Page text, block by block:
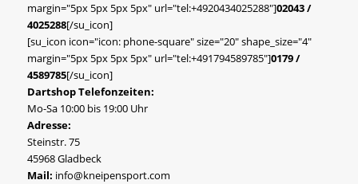
margin="5px 5px 5px 5px" url="tel:+4920434025288"]02043 /
4025288[/su_icon]
[su_icon icon="icon: phone-square" size="20" shape_size="4"
margin="5px 5px 5px 5px" url="tel:+491794589785"]0179 /
4589785[/su_icon]
Dartshop Telefonzeiten:
Mo-Sa 10:00 bis 19:00 Uhr
Adresse:
Steinstr. 75
45968 Gladbeck
Mail: info@kneipensport.com